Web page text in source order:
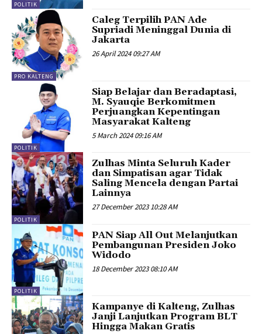
POLITIK
PRO KALTENG
Caleg Terpilih PAN Ade
Supriadi Meninggal Dunia di
Jakarta
26 April 2024 09:27 AM
POLITIK
Siap Belajar dan Beradaptasi,
M. Syauqie Berkomitmen
Perjuangkan Kepentingan
Masyarakat Kalteng
5 March 2024 09:16 AM
POLITIK
Zulhas Minta Seluruh Kader
dan Simpatisan agar Tidak
Saling Mencela dengan Partai
Lainnya
27 December 2023 10:28 AM
POLITIK
PAN Siap All Out Melanjutkan
Pembangunan Presiden Joko
Widodo
18 December 2023 08:10 AM
Kampanye di Kalteng, Zulhas
Janji Lanjutkan Program BLT
Hingga Makan Gratis